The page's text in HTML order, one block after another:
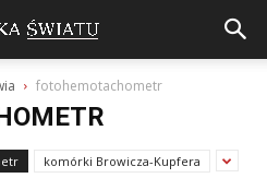
fotohemotachometr
komórki Browicza-Kupfera